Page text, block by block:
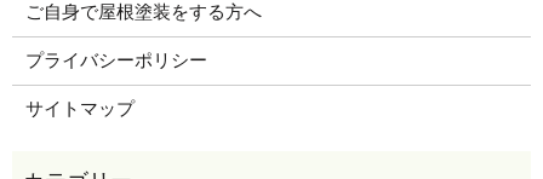
ご自身で屋根塗装をする方へ
プライバシーポリシー
サイトマップ